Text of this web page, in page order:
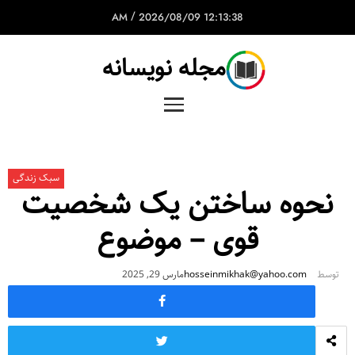
12:13:38 AM
/ 2026/08/09
مجله نویسانه
سبک زندگی
نحوه ساختن یک شخصیت
قوی – موضوع
توسط hosseinmikhak@yahoo.comمارس 29, 2025